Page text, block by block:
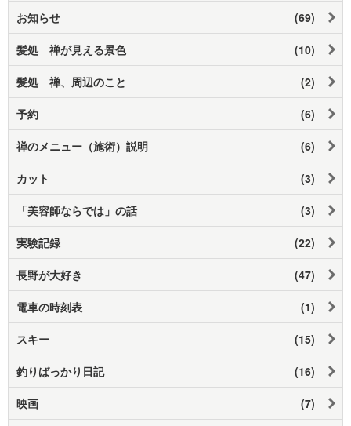
お知らせ (69)
髪処 禅が見える景色 (10)
髪処 禅、周辺のこと (2)
予約 (6)
禅のメニュー（施術）説明 (6)
カット (3)
「美容師ならでは」の話 (3)
実験記録 (22)
長野が大好き (47)
電車の時刻表 (1)
スキー (15)
釣りばっかり日記 (16)
映画 (7)